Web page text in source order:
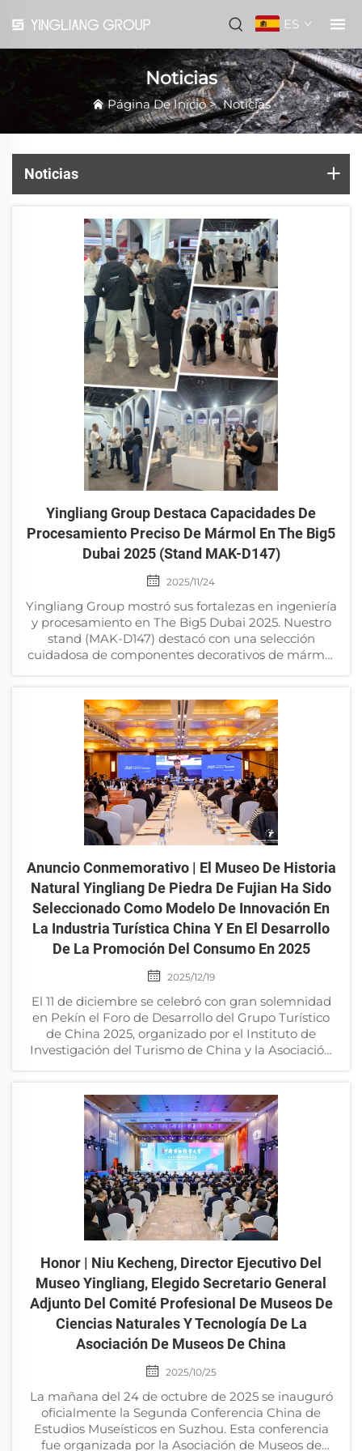
ES
Noticias
Página De Inicio>Noticias
Noticias
Yingliang Group Destaca Capacidades De
Procesamiento Preciso De Mármol En The Big5
Dubai 2025 (Stand MAK-D147)
2025/11/24
Yingliang Group mostró sus fortalezas en ingeniería
y procesamiento en The Big5 Dubai 2025. Nuestro
stand (MAK-D147) destacó con una selección
cuidadosa de componentes decorativos de mármol
Anuncio Conmemorativo | El Museo De Historia
Natural Yingliang De Piedra De Fujian Ha Sido
Seleccionado Como Modelo De Innovación En
La Industria Turística China Y En El Desarrollo
De La Promoción Del Consumo En 2025
2025/12/19
El 11 de diciembre se celebró con gran solemnidad
en Pekín el Foro de Desarrollo del Grupo Turístico
de China 2025, organizado por el Instituto de
Investigación del Turismo de China y la Asociación
Honor | Niu Kecheng, Director Ejecutivo Del
Museo Yingliang, Elegido Secretario General
Adjunto Del Comité Profesional De Museos De
Ciencias Naturales Y Tecnología De La
Asociación De Museos De China
2025/10/25
La mañana del 24 de octubre de 2025 se inauguró
oficialmente la Segunda Conferencia China de
Estudios Museísticos en Suzhou. Esta conferencia
fue organizada por la Asociación de Museos de